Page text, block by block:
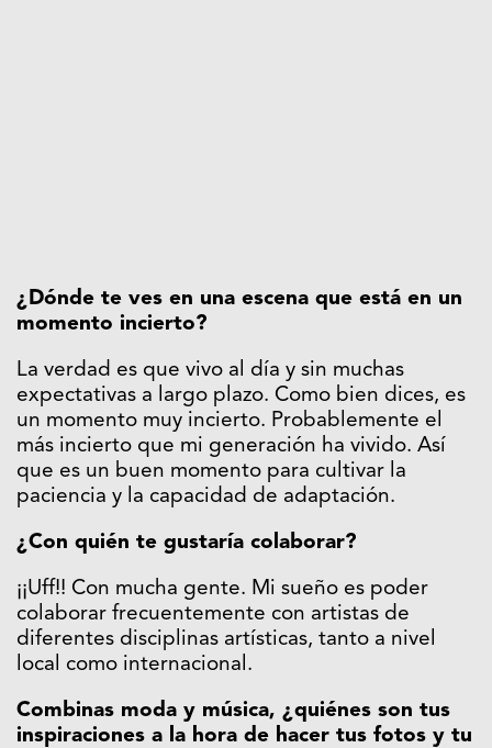
¿Dónde te ves en una escena que está en un
momento incierto?
La verdad es que vivo al día y sin muchas
expectativas a largo plazo. Como bien dices, es
un momento muy incierto. Probablemente el
más incierto que mi generación ha vivido. Así
que es un buen momento para cultivar la
paciencia y la capacidad de adaptación.
¿Con quién te gustaría colaborar?
¡¡Uff!! Con mucha gente. Mi sueño es poder
colaborar frecuentemente con artistas de
diferentes disciplinas artísticas, tanto a nivel
local como internacional.
Combinas moda y música, ¿quiénes son tus
inspiraciones a la hora de hacer tus fotos y tu